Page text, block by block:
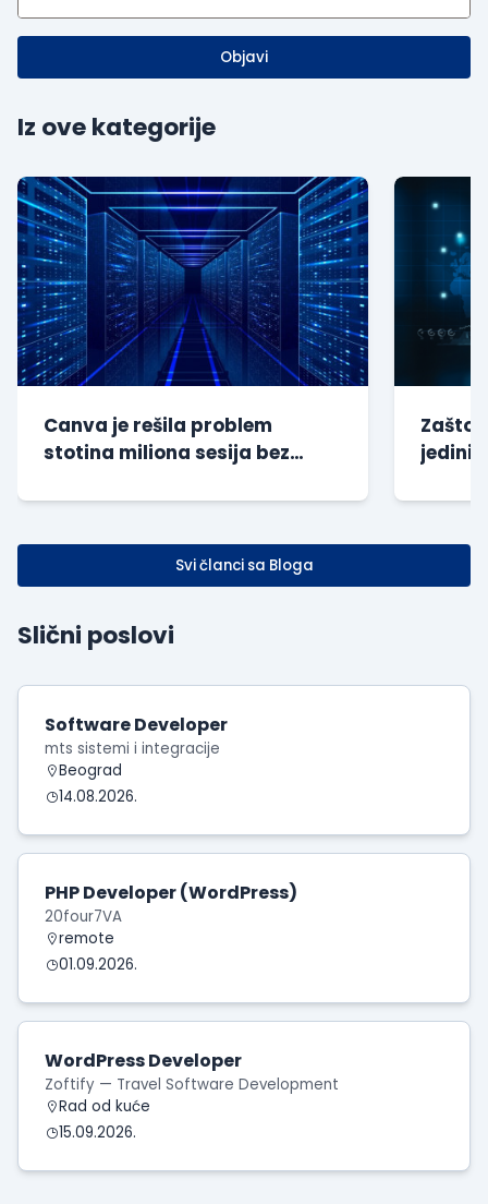
Objavi
Iz ove kategorije
Canva je rešila problem
stotina miliona sesija bez
Zašto
jedini
Svi članci sa Bloga
Slični poslovi
Software Developer
mts sistemi i integracije
Beograd
14.08.2026.
PHP Developer (WordPress)
20four7VA
remote
01.09.2026.
WordPress Developer
Zoftify — Travel Software Development
Rad od kuće
15.09.2026.